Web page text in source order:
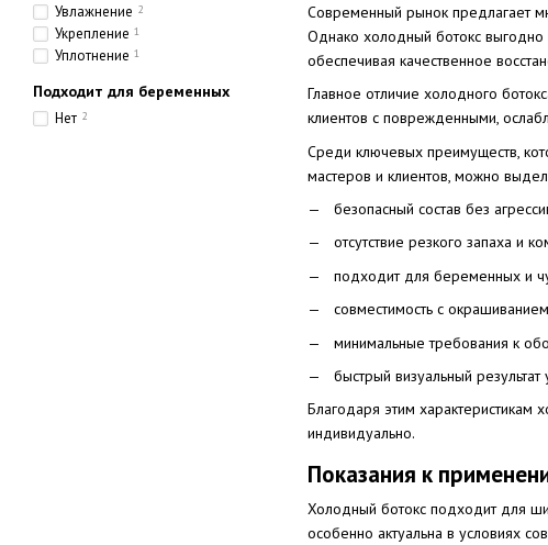
Современный рынок предлагает
Однако холодный ботокс выгодно
обеспечивая качественное
Главное отличие холодного
клиентов с поврежденными,
Среди ключевых преимуществ,
мастеров и клиентов, можно
безопасный состав без
отсутствие резкого запаха и
подходит для беременных и
совместимость с
минимальные требования к
быстрый визуальный
Благодаря этим характеристикам
индивидуально.
Показания к
Холодный ботокс подходит для
особенно актуальна в условиях
Увлажнение 2
Укрепление 1
Уплотнение 1
Подходит для беременных
Нет 2